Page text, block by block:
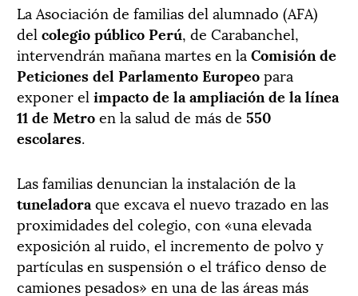
La Asociación de familias del alumnado (AFA)
del colegio público Perú, de Carabanchel,
intervendrán mañana martes en la Comisión de
Peticiones del Parlamento Europeopara
exponer el impacto de la ampliación de la línea
11 de Metroen la salud de más de 550
escolares.
Las familias denuncian la instalación de la
tuneladora que excava el nuevo trazado en las
proximidades del colegio, con «una elevada
exposición al ruido, el incremento de polvo y
partículas en suspensión o el tráfico denso de
camiones pesados» en una de las áreas más